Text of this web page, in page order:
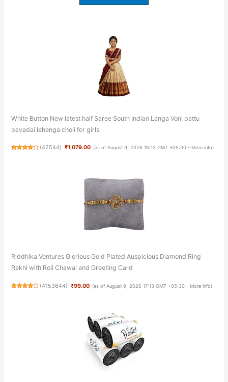
White Button New latest half Saree South Indian Langa Voni pattu
pavadai lehenga choli for girls
(42544) ₹1,079.00 (as of August 9, 2026 16:13 GMT +05:30 - More info)
Riddhika Ventures Glorious Gold Plated Auspicious Diamond Ring
Rakhi with Roli Chawal and Greeting Card
(4153644) ₹99.00 (as of August 9, 2026 17:13 GMT +05:30 - More info)